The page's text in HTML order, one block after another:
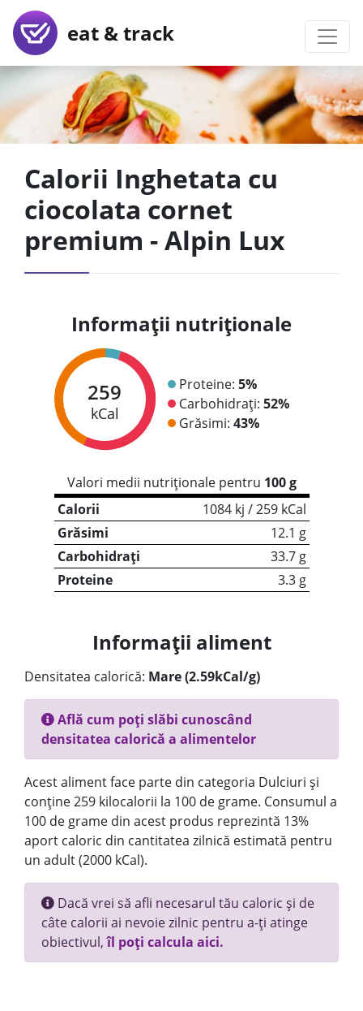
eat & track
Calorii Inghetata cu
ciocolata cornet
premium - Alpin Lux
Informații nutriționale
259
kCal
Proteine: 5%
Carbohidrați: 52%
Grăsimi: 43%
Valori medii nutriționale pentru 100 g
Calorii
1084 kj / 259 kCal
Grăsimi
12.1 g
Carbohidrați
33.7 g
Proteine
3.3 g
Informații aliment
Densitatea calorică: Mare (2.59kCal/g)
Află cum poți slăbi cunoscând
densitatea calorică a alimentelor
Acest aliment face parte din categoria Dulciuri și
conține 259 kilocalorii la 100 de grame. Consumul a
100 de grame din acest produs reprezintă 13%
aport caloric din cantitatea zilnică estimată pentru
un adult (2000 kCal).
Dacă vrei să afli necesarul tău caloric și de
câte calorii ai nevoie zilnic pentru a-ți atinge
obiectivul,îl poți calcula aici.